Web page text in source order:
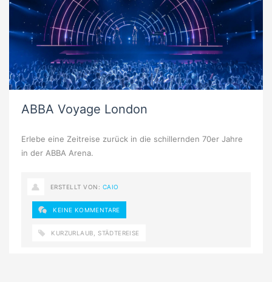
ABBA Voyage London
Erlebe eine Zeitreise zurück in die schillernden 70er Jahre
in der ABBA Arena.
ERSTELLT VON: CAIO
KEINE KOMMENTARE
KURZURLAUB ,STÄDTEREISE